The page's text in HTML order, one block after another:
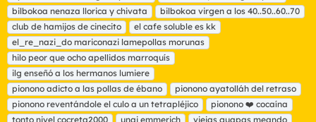
u
e
t
a
s
bilbokoa nenaza llorica y chivata
bilbokoa virgen a los 40..50..60..70
club de hamijos de cinecito
el cafe soluble es kk
el_re_nazi_do mariconazi lamepollas morunas
hilo peor que ocho apellidos marroquís
ilg enseñó a los hermanos lumiere
pionono adicto a las pollas de ébano
pionono ayatolláh del retraso
pionono reventándole el culo a un tetrapléjico
pionono ❤️ cocaína
tonto nivel cocreta2000
unai emmerich viejas guapas meando